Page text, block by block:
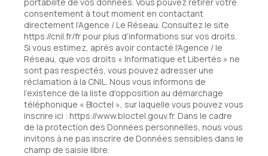
consentement à tout moment en contactant
directement l’Agence / Le Réseau. Consultez le site
https://cnil.fr/frpour plus d’informations sur vos droits.
Si vous estimez, après avoir contacté l'Agence / le
Réseau, que vos droits « Informatique et Libertés » ne
sont pas respectés, vous pouvez adresser une
réclamation à la CNIL. Nous vous informons de
l’existence de la liste d'opposition au démarchage
téléphonique « Bloctel », sur laquelle vous pouvez vous
inscrire ici : https://www.bloctel.gouv.fr. Dans le cadre
de la protection des Données personnelles, nous vous
invitons à ne pas inscrire de Données sensibles dans le
champ de saisie libre.